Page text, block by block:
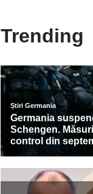
Trending